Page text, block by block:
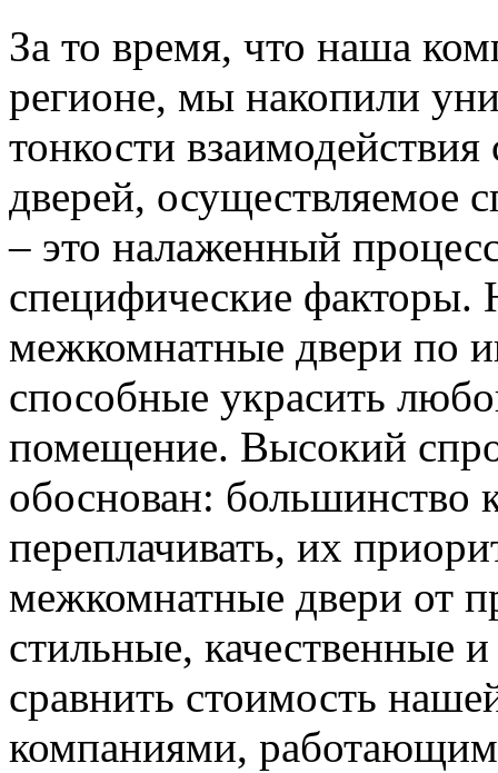
За то время, что наша
регионе, мы накопили
тонкости
дверей, осуществляемое
– это налаженный
специфические
межкомнатные двери по
способные украсить
помещение. Высокий
обоснован: большинство
переплачивать, их
межкомнатные двери от
стильные, качественные
сравнить стоимость
компаниями,